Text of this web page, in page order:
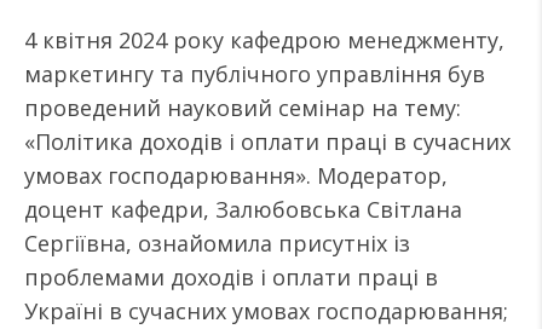
4 квітня 2024 року кафедрою менеджменту,
маркетингу та публічного управління був
проведений науковий семінар на тему:
«Політика доходів і оплати праці в сучасних
умовах господарювання». Модератор,
доцент кафедри, Залюбовська Світлана
Сергіївна, ознайомила присутніх із
проблемами доходів і оплати праці в
Україні в сучасних умовах господарювання;